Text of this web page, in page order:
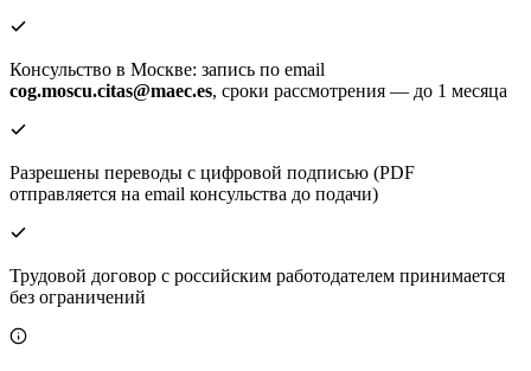
Консульство в Москве: запись по email
cog.moscu.citas@maec.es, сроки рассмотрения — до 1 месяца
Разрешены переводы с цифровой подписью (PDF
отправляется на email консульства до подачи)
Трудовой договор с российским работодателем принимается
без ограничений